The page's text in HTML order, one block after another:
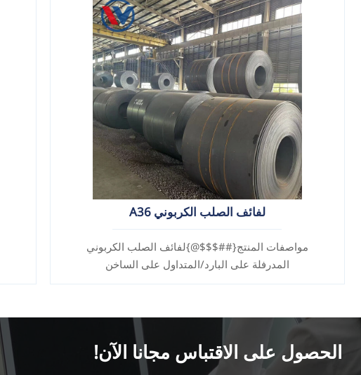
لفائف الصلب الكربوني A36
مواصفات المنتج{##$$$@}لفائف الصلب الكربوني
المدرفلة على البارد/المتداول على الساخن
الحصول على الاقتباس مجانا الآن!